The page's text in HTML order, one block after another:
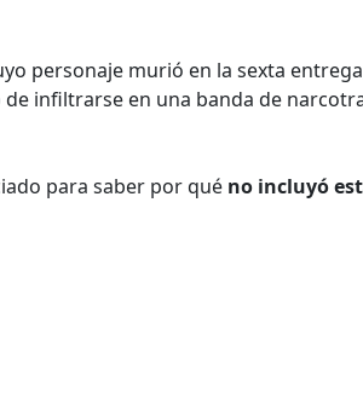
personaje murió en la sexta
infiltrarse en una banda de
para saber por qué no incluyó